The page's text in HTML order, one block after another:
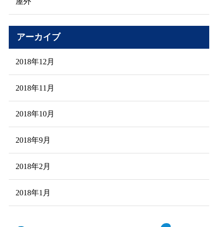
アーカイブ
2018年12月
2018年11月
2018年10月
2018年9月
2018年2月
2018年1月